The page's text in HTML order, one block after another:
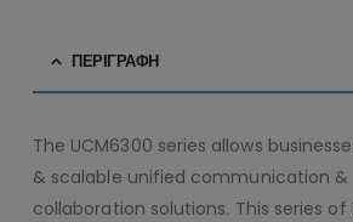
ΠΕΡΙΓΡΑΦΉ
The UCM6300 series allows
& scalable unified communication &
collaboration solutions. This series of